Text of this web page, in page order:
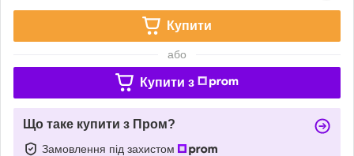
Купити
або
Купити з
Що таке купити з Пром?
Замовлення під захистом